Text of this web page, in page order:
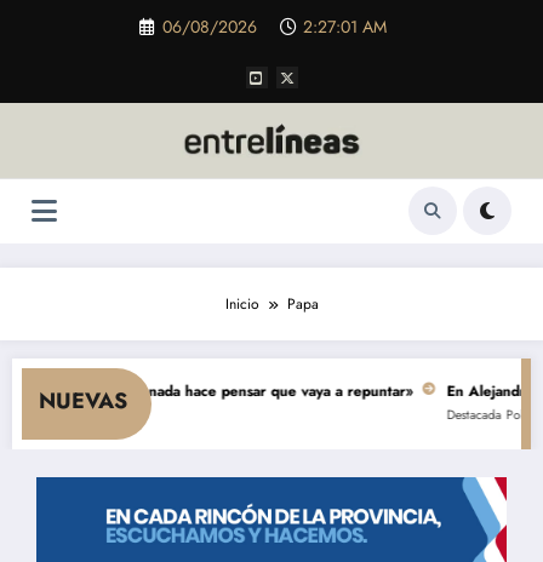
06/08/2026 2:27:01 AM
Inicio Papa
NUEVAS
el consumo y nada hace pensar que vaya a repuntar» En Alejandro, una
Destacada Política